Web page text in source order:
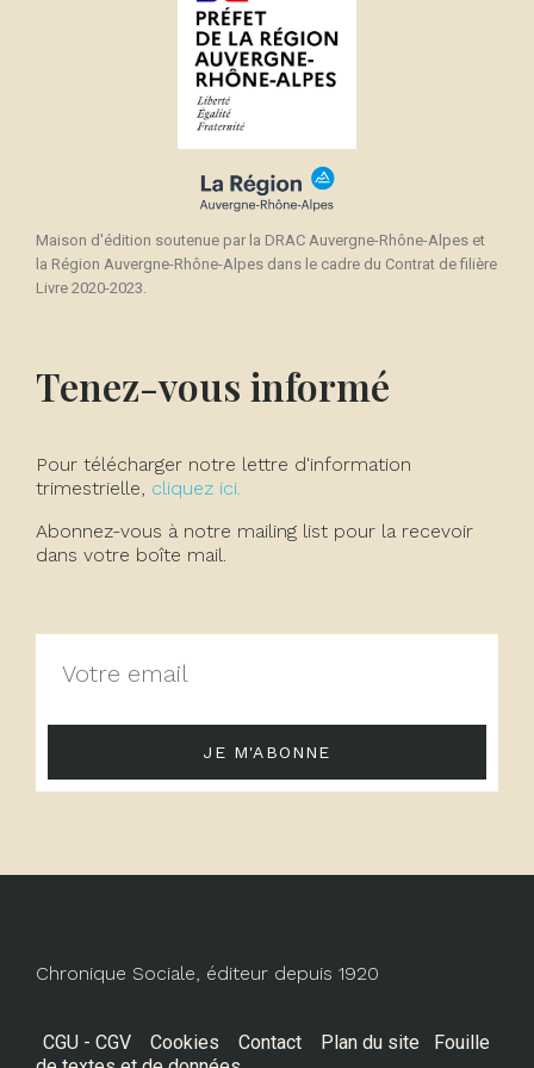
Maison d'édition soutenue par la DRAC Auvergne-Rhône-Alpes et
la Région Auvergne-Rhône-Alpes dans le cadre du Contrat de filière
Livre 2020-2023.
Tenez-vous informé
Pour télécharger notre lettre d'information
trimestrielle, cliquez ici.
Abonnez-vous à notre mailing list pour la recevoir
dans votre boîte mail.
JE M'ABONNE
Chronique Sociale, éditeur depuis 1920
CGU - CGV Cookies Contact Plan du site
Fouille